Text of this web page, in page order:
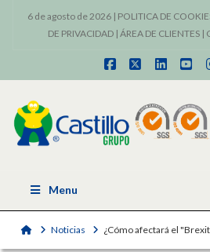
6 de agosto de 2026 | POLITICA DE
DE PRIVACIDAD| ÁREA DE CLIENTES|
Facebook
X LinkedIn
Menu
HomeNoticias ¿Cómo afectará el